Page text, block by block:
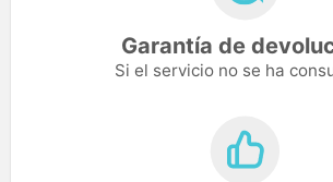
Garantía de
Si el servicio no se ha